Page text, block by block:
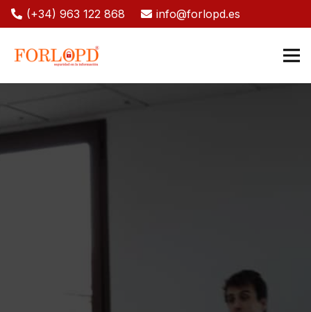
(+34) 963 122 868 info@forlopd.es